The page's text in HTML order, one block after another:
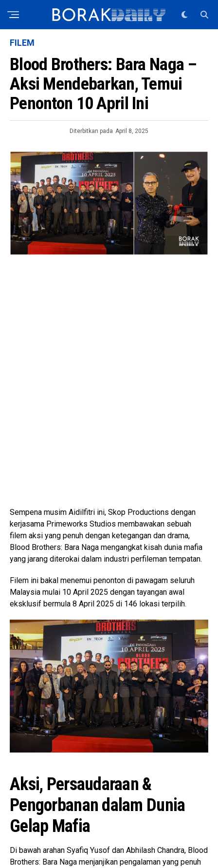
FILEM
Blood Brothers: Bara Naga –
Aksi Mendebarkan, Temui
Penonton 10 April Ini
Diterbitkan pada April 8, 2025
Sempena musim Aidilfitri ini, Skop Productions dengan
kerjasama Primeworks Studios membawakan sebuah
filem aksi yang penuh dengan ketegangan dan drama,
Blood Brothers: Bara Naga mengangkat kisah dunia mafia
yang jarang diterokai dalam industri perfileman tempatan.
Filem ini bakal menemui penonton di pawagam seluruh
Malaysia mulai 10 April 2025 dengan tayangan awal
eksklusif bermula 8 April 2025 di 146 lokasi terpilih.
Aksi, Persaudaraan &
Pengorbanan dalam Dunia
Gelap Mafia
Di bawah arahan Syafiq Yusof dan Abhilash Chandra, Blood
Brothers: Bara Naga menjanjikan pengalaman yang penuh